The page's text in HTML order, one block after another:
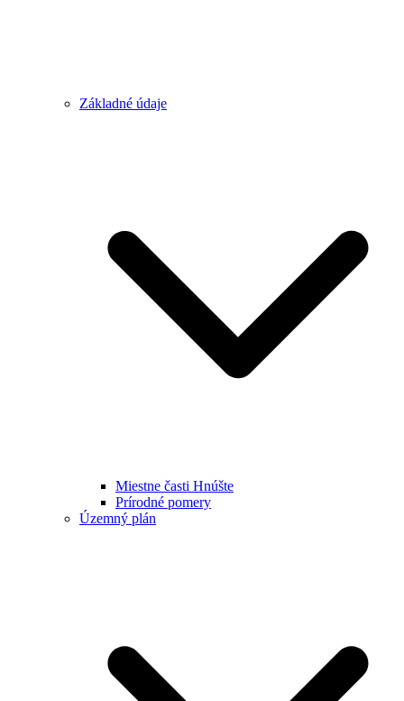
Základné údaje
Miestne časti Hnúšte
Prírodné pomery
Územný plán